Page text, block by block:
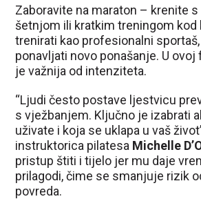
Zaboravite na maraton – krenite s
šetnjom ili kratkim treningom kod
trenirati kao profesionalni
ponavljati novo ponašanje. U
je važnija od intenziteta.
“Ljudi često postave ljestvicu
s vježbanjem. Ključno je izabrati
uživate i koja se uklapa u vaš
instruktorica pilatesa Michelle
pristup štiti i tijelo jer mu daje
prilagodi, čime se smanjuje rizik
povreda.